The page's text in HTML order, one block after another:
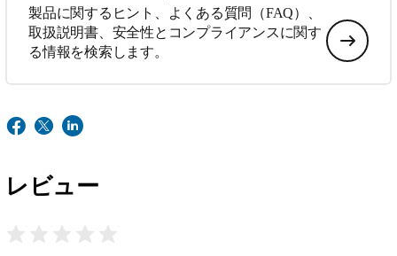
製品に関するヒント、よくある質問（FAQ）、
取扱説明書、安全性とコンプライアンスに関す
る情報を検索します。
レビュー